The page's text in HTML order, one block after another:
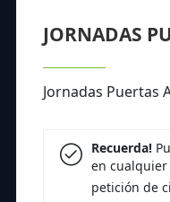
JORNADAS
Jornadas Puertas
Recuerda!
en
petición de